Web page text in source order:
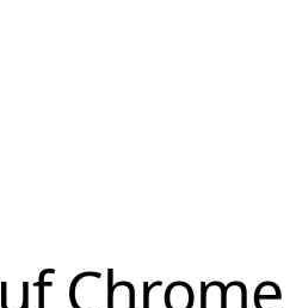
Chrome